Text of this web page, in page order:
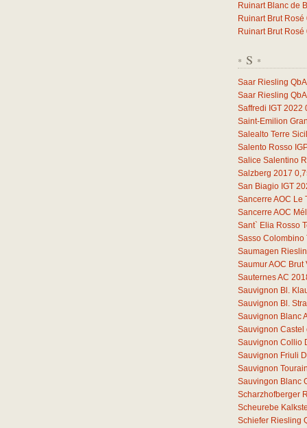
Ruinart Blanc de
Ruinart Brut Rosé
Ruinart Brut Rosé
* S *
Saar Riesling
Saar Riesling
Saffredi IGT 2022
Saint-Emilion
Salealto Terre
Salento Rosso
Salice Salentino
Salzberg 2017
San Biagio IGT
Sancerre AOC Le
Sancerre AOC
Sant` Elia Rosso
Sasso Colombino
Saumagen
Saumur AOC
Sauternes AC
Sauvignon Bl.
Sauvignon Bl.
Sauvignon Blanc
Sauvignon Castel
Sauvignon Collio
Sauvignon Friuli
Sauvignon
Sauvingon Blanc
Scharzhofberger
Scheurebe
Schiefer Riesling